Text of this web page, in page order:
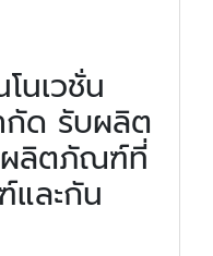
นเวชั่น
กัด รับผลิต
ผลิตภัณฑ์ที่
และกัน